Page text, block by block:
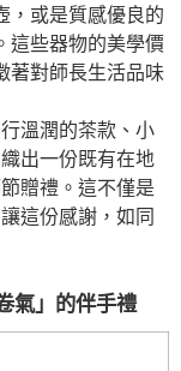
，或是質感優良的
這些器物的美學價
著對師長生活品味
溫潤的茶款、小
出一份既有在地
贈禮。這不僅是
這份感謝，如同
氣」的伴手禮